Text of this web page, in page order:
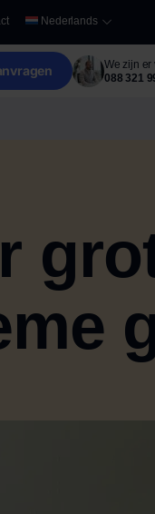
Nederlands
We zijn er
088 321